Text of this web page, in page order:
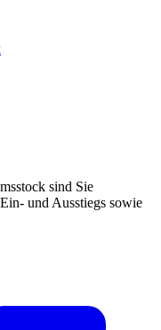
sind Sie
und Ausstiegs sowie